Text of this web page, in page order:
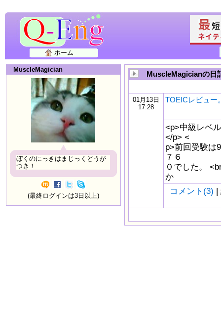
ホーム
MuscleMagician
ぼくのにっきはまじっくどうが
つき！
(最終ログインは3日以上)
MuscleMagicianの日
01月13日
17:28
TOEICレビュー
<p>中級レベ
</p> <
p>前回受験は
７６
０でした。
か
コメント(3) |